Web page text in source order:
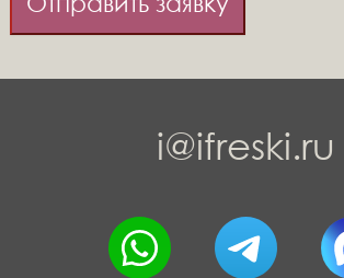
i@ifreski.ru